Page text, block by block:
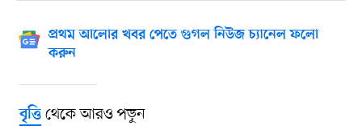
প্রথম আলোর খবর পেতে গুগল নিউজ চ্যানেল ফলো
করুন
বৃত্তিথেকে আরও পড়ুন